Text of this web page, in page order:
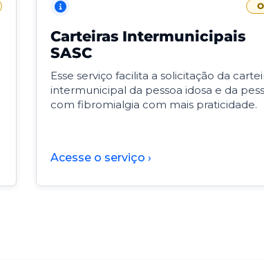
Carteiras Intermunicipais
SASC
Esse serviço facilita a solicitação da
intermunicipal da pessoa idosa e da
com fibromialgia com mais praticidade.
Acesse o serviço ›